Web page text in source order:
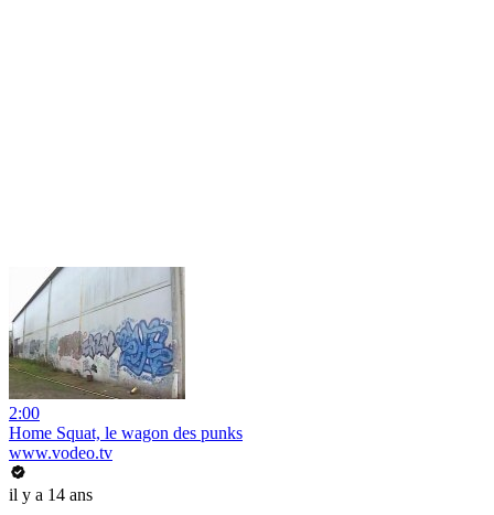
2:00
Home Squat, le wagon des punks
www.vodeo.tv
il y a 14 ans